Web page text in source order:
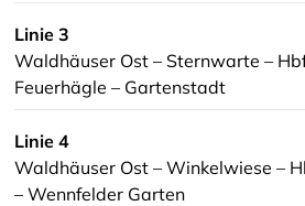
Linie 3
Waldhäuser Ost – Sternwarte –
Feuerhägle – Gartenstadt
Linie 4
Waldhäuser Ost – Winkelwiese –
– Wennfelder Garten